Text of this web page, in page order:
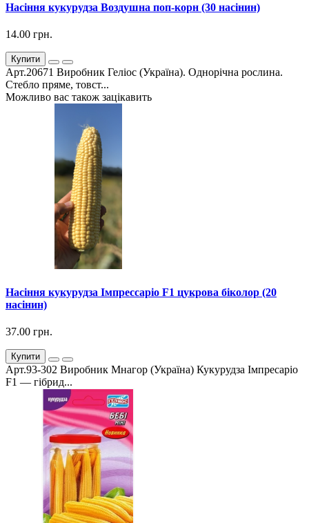
Насіння кукурудза Воздушна поп-корн (30 насінин)
14.00 грн.
Купити
Арт.20671 Виробник Геліос (Україна). Однорічна рослина.
Стебло пряме, товст...
Можливо вас також зацікавить
Насіння кукурудза Імпрессаріо F1 цукрова біколор (20
насінин)
37.00 грн.
Купити
Арт.93-302 Виробник Мнагор (Україна) Кукурудза Імпресаріо
F1 — гібрид...